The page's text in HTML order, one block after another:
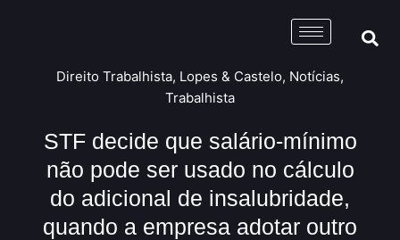
Direito Trabalhista, Lopes & Castelo, Notícias,
Trabalhista
STF decide que salário-mínimo
não pode ser usado no cálculo
do adicional de insalubridade,
quando a empresa adotar outro